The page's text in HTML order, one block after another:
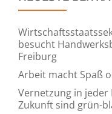
besucht
Freiburg
Arbeit macht Spaß
Vernetzung in jeder
Zukunft sind grün-